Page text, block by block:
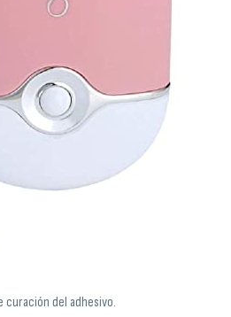
curación del adhesivo.